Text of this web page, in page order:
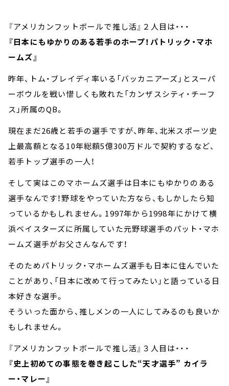
『アメリカンフットボールで推し活』２人目は・・・
『日本にもゆかりのある若手のホープ！パトリック・マホ
ームズ』
昨年、トム・ブレイディ率いる「バッカニアーズ」とスーパ
ーボウルを戦い惜しくも敗れた「カンザスシティ・チーフ
ス」所属のQB。
現在まだ26歳と若手の選手ですが、昨年、北米スポーツ史
上最高額となる10年総額5億300万ドルで契約するなど、
若手トップ選手の一人！
そして実はこのマホームズ選手は日本にもゆかりのある
選手なんです！野球をやっていた方なら、もしかしたら知
っているかもしれません。1997年から1998年にかけて横
浜ベイスターズに所属していた元野球選手のパット・マホ
ームズ選手がお父さんなんです！
そのためパトリック・マホームズ選手も日本に住んでいた
ことがあり、「日本に改めて行ってみたい」と語っている日
本好きな選手。
そういった面から、推しメンの一人にしてみるのも良いか
もしれません。
『アメリカンフットボールで推し活』３人目は・・・
『史上初めての事態を巻き起こした“天才選手” カイラ
ー・マレー』